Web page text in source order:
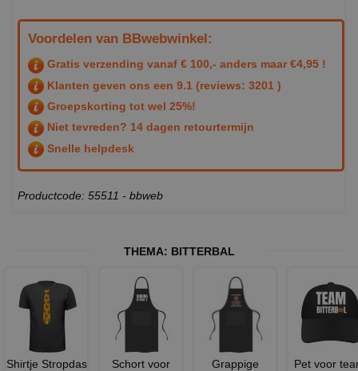
Voordelen van BBwebwinkel:
Gratis verzending vanaf € 100,- anders maar €4,95 !
Klanten geven ons een 9.1 (reviews: 3201 )
Groepskorting tot wel 25%!
Niet tevreden? 14 dagen retourtermijn
Snelle helpdesk
Productcode: 55511 - bbweb
THEMA: BITTERBAL
Shirtje Stropdas
Schort voor
Grappige
Pet voor